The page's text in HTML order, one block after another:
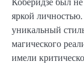
яркой
уникальный
магического
имели